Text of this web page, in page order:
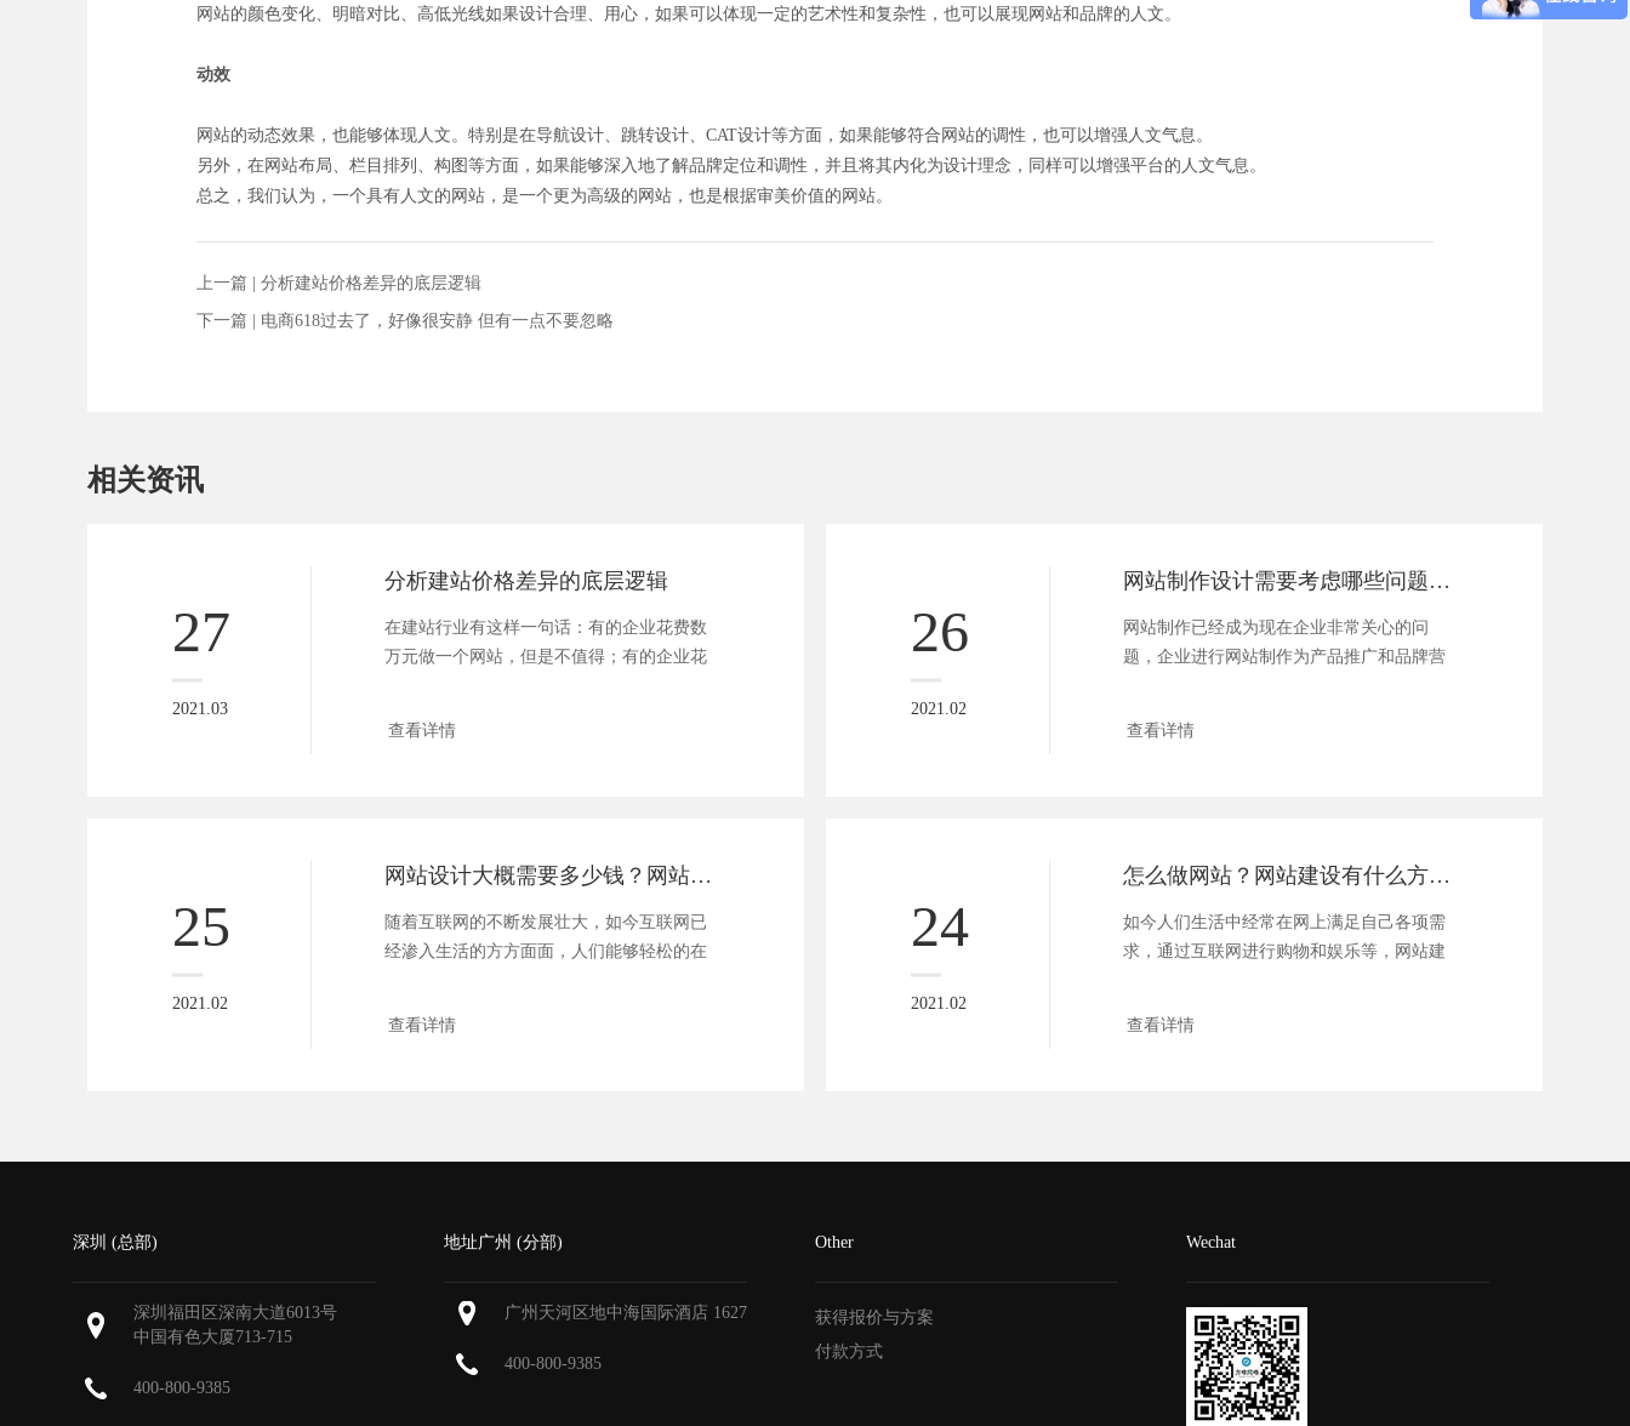
网站的颜色变化、明暗对比、高低光线如果设计合理、用心，如果可以体现一定的艺术性和复杂性，也可以展现网站和品牌的人文。
动效
网站的动态效果，也能够体现人文。特别是在导航设计、跳转设计、CAT设计等方面，如果能够符合网站的调性，也可以增强人文气息。
另外，在网站布局、栏目排列、构图等方面，如果能够深入地了解品牌定位和调性，并且将其内化为设计理念，同样可以增强平台的人文气息。
总之，我们认为，一个具有人文的网站，是一个更为高级的网站，也是根据审美价值的网站。
上一篇 | 分析建站价格差异的底层逻辑
下一篇 | 电商618过去了，好像很安静 但有一点不要忽略
相关资讯
27
2021.03
分析建站价格差异的底层逻辑
在建站行业有这样一句话：有的企业花费数
万元做一个网站，但是不值得；有的企业花
查看详情
26
2021.02
网站制作设计需要考虑哪些问题？网站制作设计哪家好
网站制作已经成为现在企业非常关心的问
题，企业进行网站制作为产品推广和品牌营
查看详情
25
2021.02
网站设计大概需要多少钱？网站设计注意事项有哪些
随着互联网的不断发展壮大，如今互联网已
经渗入生活的方方面面，人们能够轻松的在
查看详情
24
2021.02
怎么做网站？网站建设有什么方法和技巧
如今人们生活中经常在网上满足自己各项需
求，通过互联网进行购物和娱乐等，网站建
查看详情
深圳 (总部)
深圳福田区深南大道6013号
中国有色大厦 713-715
400-800-9385
地址广州 (分部)
广州天河区地中海国际酒店 1627
400-800-9385
Other
获得报价与方案
付款方式
Wechat